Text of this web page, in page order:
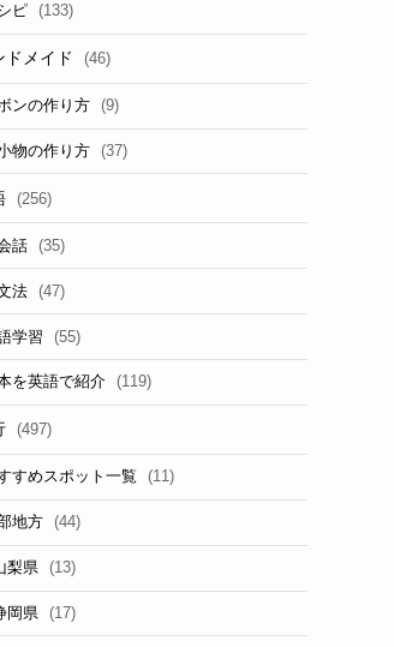
ピ (133)
ドメイド (46)
ンの作り方 (9)
物の作り方 (37)
(256)
話 (35)
法 (47)
学習 (55)
を英語で紹介 (119)
(497)
すめスポット一覧 (11)
地方 (44)
梨県 (13)
岡県 (17)